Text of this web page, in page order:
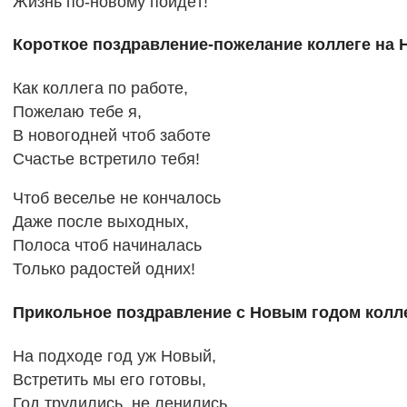
Короткое поздравление-пожелание коллеге на
Как коллега по работе,
Пожелаю тебе я,
В новогодней чтоб заботе
Счастье встретило тебя!
Чтоб веселье не кончалось
Даже после выходных,
Полоса чтоб начиналась
Только радостей одних!
Прикольное поздравление с Новым годом
На подходе год уж Новый,
Встретить мы его готовы,
Год трудились, не ленились,